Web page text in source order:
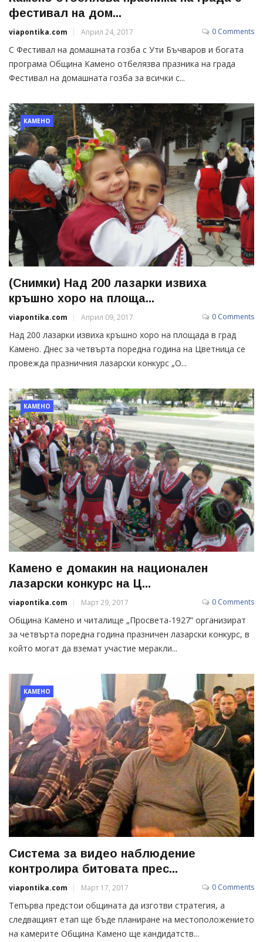
фестивал на дом...
viapontika.com Април 24, 2017 0 Comments
С Фестивал на домашната гозба с Ути Бъчваров и богата
програма Община Камено отбелязва празника на града
Фестивал на домашната гозба за всички с...
КАМЕНО
(Снимки) Над 200 лазарки извиха
кръшно хоро на площа...
viapontika.com Април 09, 2017 0 Comments
Над 200 лазарки извиха кръшно хоро на площада в град
Камено. Днес за четвърта поредна година на Цветница се
провежда празничния лазарски конкурс „О...
КАМЕНО
Камено е домакин на национален
лазарски конкурс на Ц...
viapontika.com Март 29, 2017 0 Comments
Община Камено и читалище „Просвета-1927” организират
за четвърта поредна година празничен лазарски конкурс, в
който могат да вземат участие меракли...
КАМЕНО
Система за видео наблюдение
контролира битовата прес...
viapontika.com Март 17, 2017 0 Comments
Тепърва предстои общината да изготви стратегия, а
следващият етап ще бъде планиране на местоположението
на камерите Община Камено ще кандидатств...